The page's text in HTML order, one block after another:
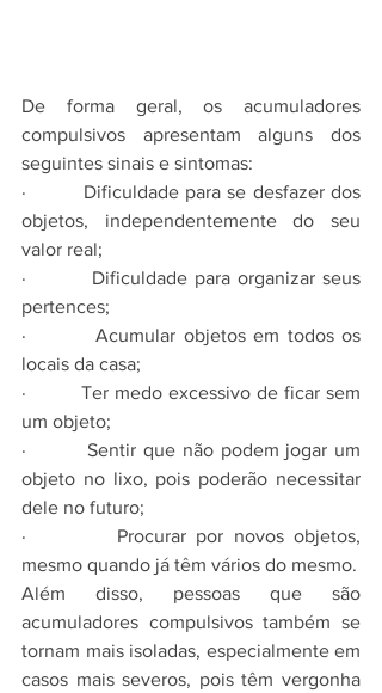
De forma geral, os acumuladores
compulsivos apresentam alguns dos
seguintes sinais e sintomas:
·         Dificuldade para se desfazer dos
objetos, independentemente do seu
valor real;
·         Dificuldade para organizar seus
pertences;
·         Acumular objetos em todos os
locais da casa;
·         Ter medo excessivo de ficar sem
um objeto;
·         Sentir que não podem jogar um
objeto no lixo, pois poderão necessitar
dele no futuro;
·         Procurar por novos objetos,
mesmo quando já têm vários do mesmo.
Além disso, pessoas que são
acumuladores compulsivos também se
tornam mais isoladas, especialmente em
casos mais severos, pois têm vergonha